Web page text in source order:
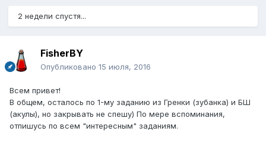
2 недели спустя...
FisherBY
Опубликовано 15 июля, 2016
Всем привет!
В общем, осталось по 1-му заданию из Гренки (зубанка) и БШ
(акулы), но закрывать не спешу) По мере вспоминания,
отпишусь по всем "интересным" заданиям.